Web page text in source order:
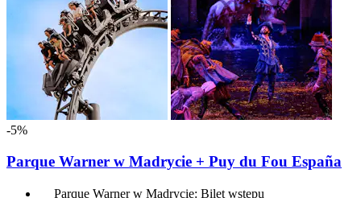
-5%
Parque Warner w Madrycie + Puy du Fou España
Parque Warner w Madrycie: Bilet wstępu